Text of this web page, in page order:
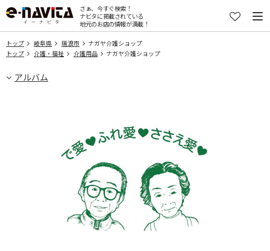
さぁ、今すぐ検索！
ナビタに掲載されている
地元のお店の情報が満載！
トップ 岐阜県 瑞浪市
ナガヤ介護ショップ
トップ
介護・福祉 介護用品 ナガヤ介護ショップ
アルバム